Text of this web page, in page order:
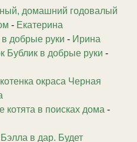
домашний годовалый
- Екатерина
в добрые руки - Ирина
Бублик в добрые руки -
окраса Черная
котята в поисках дома -
в дар. Будет